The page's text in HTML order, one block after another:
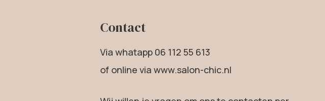
Contact
Via whatapp 06 112 55 613
of online via www.salon-chic.nl